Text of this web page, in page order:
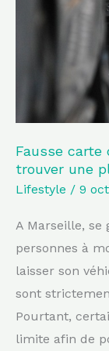
Fausse carte
trouver une
Lifestyle / 9
A Marseille,
personnes à
laisser son
sont
Pourtant,
limite afin de
place
de
parking